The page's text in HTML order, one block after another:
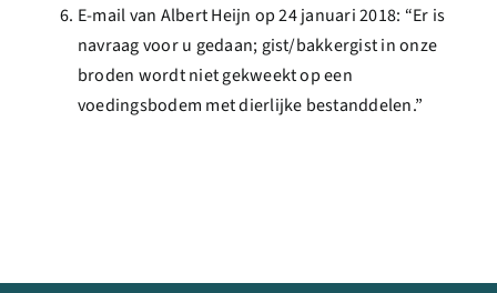
E-mail van Albert Heijn op 24 januari 2018: “Er is
navraag voor u gedaan; gist/bakkergist in onze
broden wordt niet gekweekt op een
voedingsbodem met dierlijke bestanddelen.”